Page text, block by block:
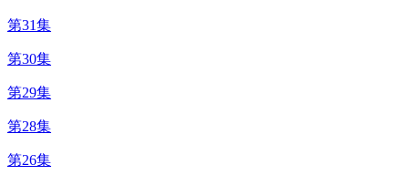
第31集
第30集
第29集
第28集
第26集